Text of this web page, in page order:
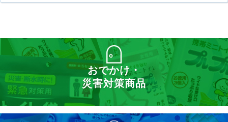
おでかけ・
災害対策商品